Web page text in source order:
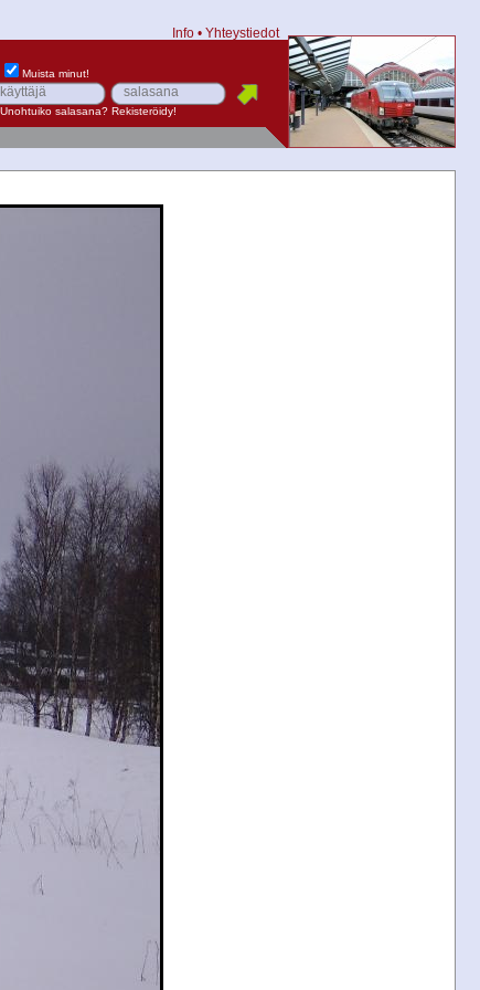
Info • Yhteystiedot
Muista minut!
Unohtuiko salasana? Rekisteröidy!